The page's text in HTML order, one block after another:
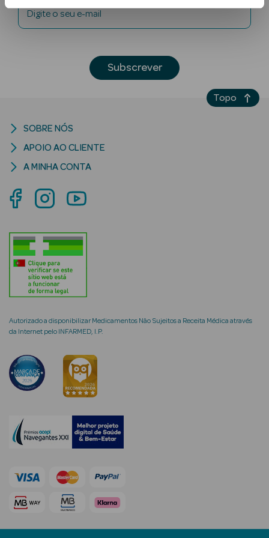
Solares
Corpo
Lábios
Solares Bebé e
Criança
Rosto e
Ver Tudo
Cosmética
Hidratantes
Creme de Olhos
envelhecimento
Digite o seu e-mail
Subscrever
Autorizado a disponibilizar Medicamentos Não Sujeitos a Receita Médica através
da Internet pelo INFARMED, I.P.
SOBRE NÓS
APOIO AO CLIENTE
A MINHA CONTA
Topo